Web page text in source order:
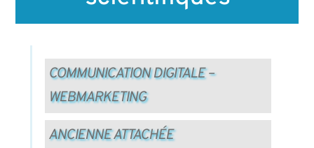
COMMUNICATION DIGITALE –
WEBMARKETING
ANCIENNE ATTACHÉE